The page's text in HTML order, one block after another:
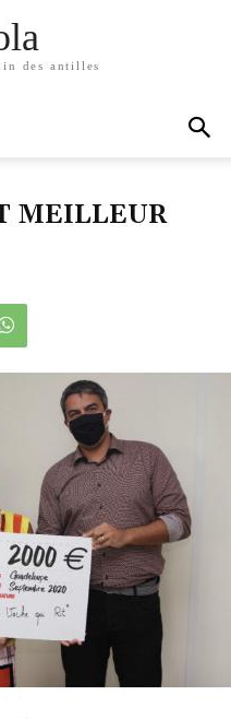
des antilles
MEILLEUR